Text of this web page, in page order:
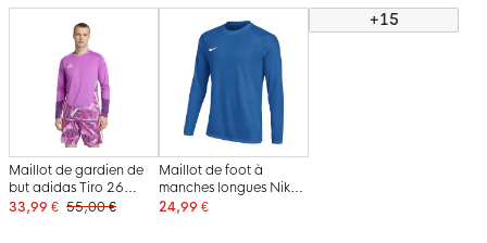
Noir
Maillot de gardien de
but adidas Tiro 26
Competition à manches
33,99 € 55,00 €
Maillot de foot à
manches longues Nike
Dri-FIT Park VIII bleu
24,99 €
+15